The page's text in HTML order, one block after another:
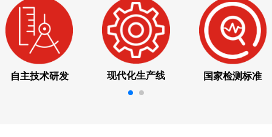
自主技术研发 现代化生产线 国家检测标准